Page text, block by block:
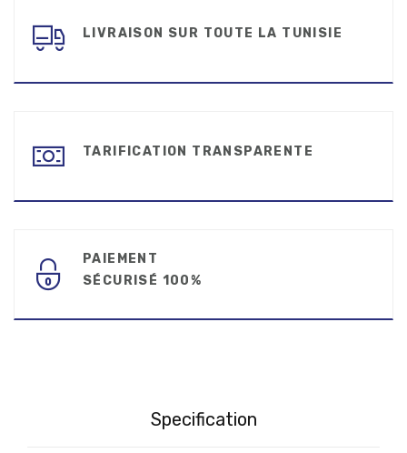
LIVRAISON SUR TOUTE LA TUNISIE
TARIFICATION TRANSPARENTE
PAIEMENT
SÉCURISÉ 100%
Specification